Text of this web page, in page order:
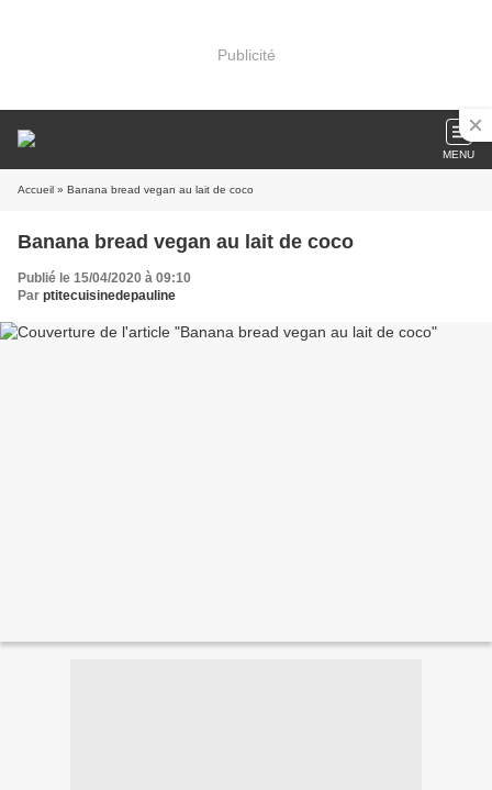
Publicité
MENU
Accueil » Banana bread vegan au lait de coco
Banana bread vegan au lait de coco
Publié le 15/04/2020 à 09:10
Par ptitecuisinedepauline